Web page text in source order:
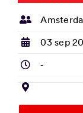
03 sep
-